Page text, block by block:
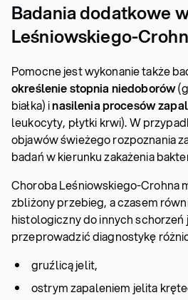
Badania dodatkowe
Leśniowskiego-
Pomocne jest wykonanie także
określenie stopnia niedoborów
białka) inasilenia procesów
leukocyty, płytki krwi). W
objawów świeżego rozpoznania
badań w kierunku zakażenia
Choroba Leśniowskiego-Crohna
zbliżony przebieg, a czasem
histologiczny do innych schorzeń
przeprowadzić diagnostykę
gruźlicą jelit,
ostrym zapaleniem jelita